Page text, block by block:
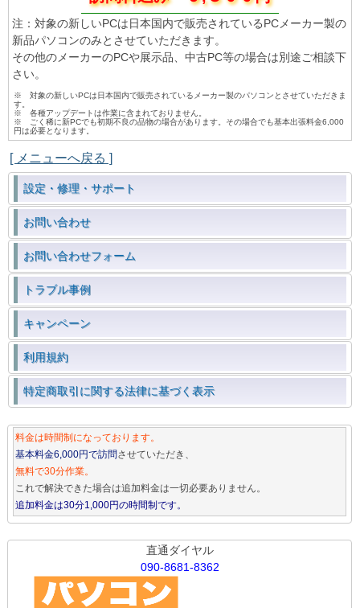
注：対象の新しいPCは日本国内で販売されているPCメーカー製の
新品パソコンのみとさせていただきます。
その他のメーカーのPCや展示品、中古PC等の場合は別途ご相談下
さい。
※ 対象の新しいPCは日本国内で販売されているメーカー製のパソコンとさせていただきま
す。
※ 各種アップデートは作業に含まれておりません。
※ ごく稀に新PCでも初期不良の品物の場合があります。その場合でも基本出張料金6,000
円は必要となります。
[ メニューへ戻る ]
設定・修理・サポート
お問い合わせ
お問い合わせフォーム
トラブル事例
キャンペーン
利用規約
特定商取引に関する法律に基づく表示
料金は時間制になっております。
基本料金6,000円で訪問させていただき、
無料で30分作業。
これで解決できた場合は追加料金は一切必要ありません。
追加料金は30分1,000円の時間制です。
直通ダイヤル
090-8681-8362